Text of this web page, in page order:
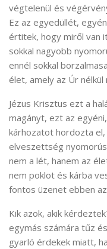
végtelenül és
Ez az egyedüllét,
értitek, hogy miről van
sokkal nagyobb
ennél sokkal
élet, amely az Úr
Jézus Krisztus ezt a
magányt, ezt az
kárhozatot hordozta el,
elveszettség
nem a lét, hanem az
nem poklot és kárba
fontos üzenet ebben
Kik azok, akik
egymás számára tűz
gyarló érdekek miatt,